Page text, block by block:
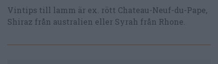
Vintips till lamm är ex. rött Chateau-Neuf-du-Pape,
Shiraz från australien eller Syrah från Rhone.